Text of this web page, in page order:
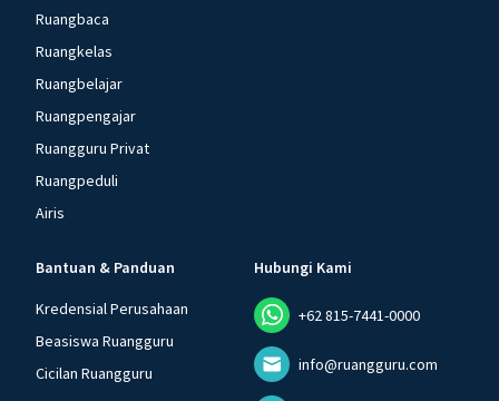
Ruangbaca
Ruangkelas
Ruangbelajar
Ruangpengajar
Ruangguru Privat
Ruangpeduli
Airis
Bantuan & Panduan
Kredensial Perusahaan
Beasiswa Ruangguru
Cicilan Ruangguru
Hubungi Kami
+62 815-7441-0000
info@ruangguru.com